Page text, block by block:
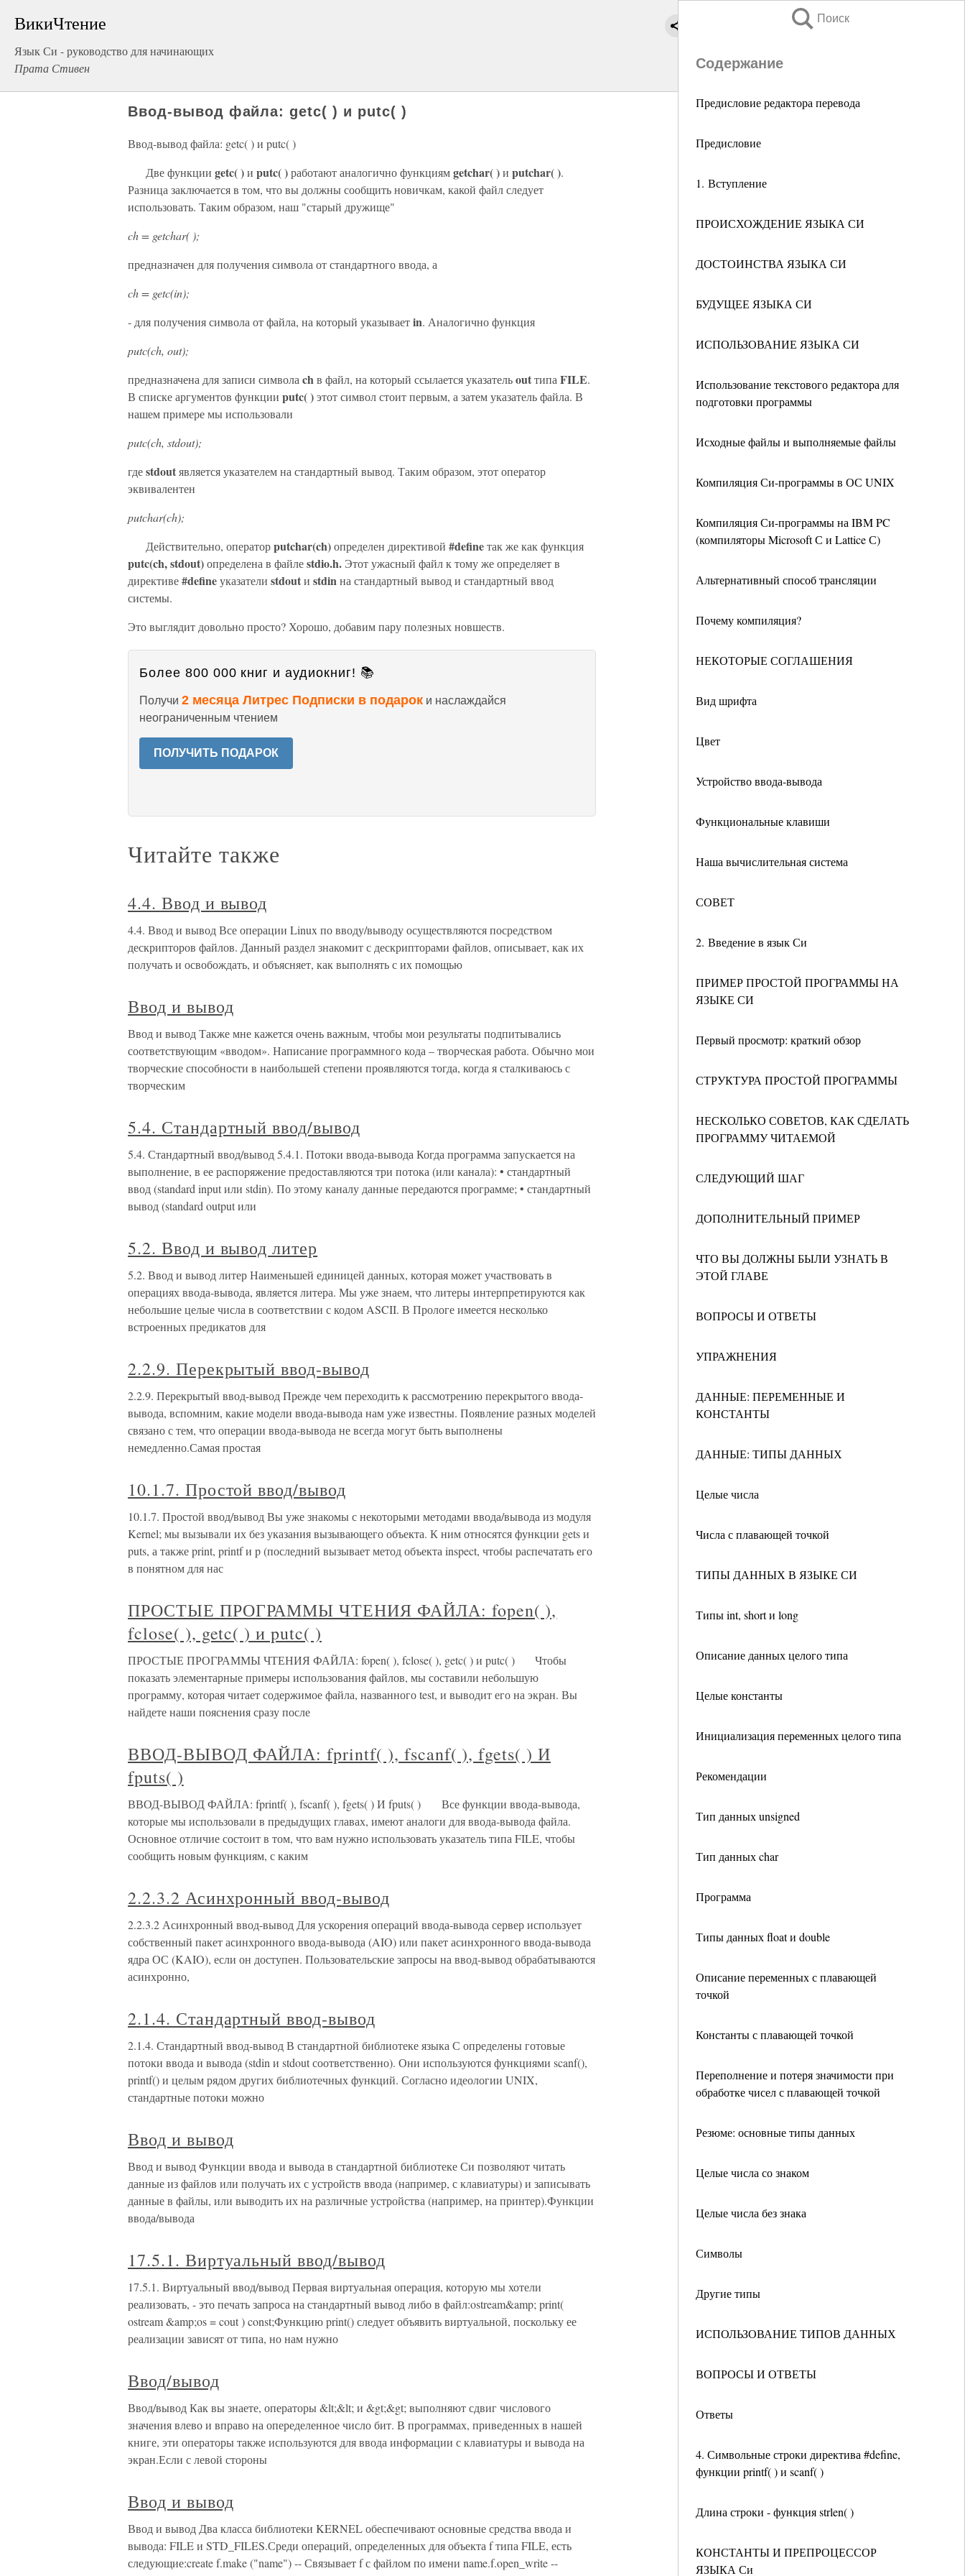
ВикиЧтение
Язык Си - руководство для начинающих
Прата Стивен
Поиск
Содержание
Предисловие редактора перевода
Предисловие
1. Вступление
ПРОИСХОЖДЕНИЕ ЯЗЫКА СИ
ДОСТОИНСТВА ЯЗЫКА СИ
БУДУЩЕЕ ЯЗЫКА СИ
ИСПОЛЬЗОВАНИЕ ЯЗЫКА СИ
Использование текстового редактора для
подготовки программы
Исходные файлы и выполняемые файлы
Компиляция Си-программы в ОС UNIX
Компиляция Си-программы на IBM PC
(компиляторы Microsoft С и Lattice С)
Альтернативный способ трансляции
Почему компиляция?
НЕКОТОРЫЕ СОГЛАШЕНИЯ
Вид шрифта
Цвет
Устройство ввода-вывода
Функциональные клавиши
Наша вычислительная система
СОВЕТ
2. Введение в язык Си
ПРИМЕР ПРОСТОЙ ПРОГРАММЫ НА
ЯЗЫКЕ СИ
Первый просмотр: краткий обзор
СТРУКТУРА ПРОСТОЙ ПРОГРАММЫ
НЕСКОЛЬКО СОВЕТОВ, КАК СДЕЛАТЬ
ПРОГРАММУ ЧИТАЕМОЙ
СЛЕДУЮЩИЙ ШАГ
ДОПОЛНИТЕЛЬНЫЙ ПРИМЕР
ЧТО ВЫ ДОЛЖНЫ БЫЛИ УЗНАТЬ В
ЭТОЙ ГЛАВЕ
ВОПРОСЫ И ОТВЕТЫ
УПРАЖНЕНИЯ
ДАННЫЕ: ПЕРЕМЕННЫЕ И
КОНСТАНТЫ
ДАННЫЕ: ТИПЫ ДАННЫХ
Целые числа
Числа с плавающей точкой
ТИПЫ ДАННЫХ В ЯЗЫКЕ СИ
Типы int, short и long
Описание данных целого типа
Целые константы
Инициализация переменных целого типа
Рекомендации
Тип данных unsigned
Тип данных char
Программа
Типы данных float и double
Описание переменных с плавающей
точкой
Константы с плавающей точкой
Переполнение и потеря значимости при
обработке чисел с плавающей точкой
Резюме: основные типы данных
Целые числа со знаком
Целые числа без знака
Символы
Другие типы
ИСПОЛЬЗОВАНИЕ ТИПОВ ДАННЫХ
ВОПРОСЫ И ОТВЕТЫ
Ответы
4. Символьные строки директива #define,
функции printf( ) и scanf( )
Длина строки - функция strlen( )
КОНСТАНТЫ И ПРЕПРОЦЕССОР
ЯЗЫКА Си
Ввод-вывод файла: getc( ) и putc( )
Ввод-вывод файла: getc( ) и putc( )
Две функции getc( )и putc( )работают аналогично функциямgetchar( )и putchar( ).
Разница заключается в том, что вы должны сообщить новичкам, какой файл следует
использовать. Таким образом, наш "старый дружище"
ch = getchar( );
предназначен для получения символа от стандартного ввода, а
ch = getc(in);
- для получения символа от файла, на который указываетin. Аналогично функция
putc(ch, out);
предназначена для записи символа chв файл, на который ссылается указательoutтипа FILE.
В списке аргументов функции putc( )этот символ стоит первым, а затем указатель файла. В
нашем примере мы использовали
putc(ch, stdout);
гдеstdoutявляется указателем на стандартный вывод. Таким образом, этот оператор
эквивалентен
putchar(ch);
Действительно, операторputchar(ch)определен директивой #defineтак же как функция
putc(ch, stdout)определена в файлеstdio.h. Этот ужасный файл к тому же определяет в
директиве#defineуказатели stdoutи stdinна стандартный вывод и стандартный ввод
системы.
Это выглядит довольно просто? Хорошо, добавим пару полезных новшеств.
Более 800 000 книг и аудиокниг! 📚
Получи 2 месяца Литрес Подписки в подарок и наслаждайся
неограниченным чтением
ПОЛУЧИТЬ ПОДАРОК
Читайте также
4.4. Ввод и вывод
4.4. Ввод и вывод Все операции Linux по вводу/выводу осуществляются посредством
дескрипторов файлов. Данный раздел знакомит с дескрипторами файлов, описывает, как их
получать и освобождать, и объясняет, как выполнять с их помощью
Ввод и вывод
Ввод и вывод Также мне кажется очень важным, чтобы мои результаты подпитывались
соответствующим «вводом». Написание программного кода – творческая работа. Обычно мои
творческие способности в наибольшей степени проявляются тогда, когда я сталкиваюсь с
творческим
5.4. Стандартный ввод/вывод
5.4. Стандартный ввод/вывод 5.4.1. Потоки ввода-вывода Когда программа запускается на
выполнение, в ее распоряжение предоставляются три потока (или канала): • стандартный
ввод (standard input или stdin). По этому каналу данные передаются программе; • стандартный
вывод (standard output или
5.2. Ввод и вывод литер
5.2. Ввод и вывод литер Наименьшей единицей данных, которая может участвовать в
операциях ввода-вывода, является литера. Мы уже знаем, что литеры интерпретируются как
небольшие целые числа в соответствии с кодом ASCII. В Прологе имеется несколько
встроенных предикатов для
2.2.9. Перекрытый ввод-вывод
2.2.9. Перекрытый ввод-вывод Прежде чем переходить к рассмотрению перекрытого ввода-
вывода, вспомним, какие модели ввода-вывода нам уже известны. Появление разных моделей
связано с тем, что операции ввода-вывода не всегда могут быть выполнены
немедленно.Самая простая
10.1.7. Простой ввод/вывод
10.1.7. Простой ввод/вывод Вы уже знакомы с некоторыми методами ввода/вывода из модуля
Kernel; мы вызывали их без указания вызывающего объекта. К ним относятся функции gets и
puts, а также print, printf и p (последний вызывает метод объекта inspect, чтобы распечатать его
в понятном для нас
ПРОСТЫЕ ПРОГРАММЫ ЧТЕНИЯ ФАЙЛА: fopen( ),
fclose( ), getc( ) и putc( )
ПРОСТЫЕ ПРОГРАММЫ ЧТЕНИЯ ФАЙЛА: fopen( ), fclose( ), getc( ) и putc( ) Чтобы
показать элементарные примеры использования файлов, мы составили небольшую
программу, которая читает содержимое файла, названного test, и выводит его на экран. Вы
найдете наши пояснения сразу после
ВВОД-ВЫВОД ФАЙЛА: fprintf( ), fscanf( ), fgets( ) И
fputs( )
ВВОД-ВЫВОД ФАЙЛА: fprintf( ), fscanf( ), fgets( ) И fputs( ) Все функции ввода-вывода,
которые мы использовали в предыдущих главах, имеют аналоги для ввода-вывода файла.
Основное отличие состоит в том, что вам нужно использовать указатель типа FILE, чтобы
сообщить новым функциям, с каким
2.2.3.2 Асинхронный ввод-вывод
2.2.3.2 Асинхронный ввод-вывод Для ускорения операций ввода-вывода сервер использует
собственный пакет асинхронного ввода-вывода (AIO) или пакет асинхронного ввода-вывода
ядра ОС (KAIO), если он доступен. Пользовательские запросы на ввод-вывод обрабатываются
асинхронно,
2.1.4. Стандартный ввод-вывод
2.1.4. Стандартный ввод-вывод В стандартной библиотеке языка С определены готовые
потоки ввода и вывода (stdin и stdout соответственно). Они используются функциями scanf(),
printf() и целым рядом других библиотечных функций. Согласно идеологии UNIX,
стандартные потоки можно
Ввод и вывод
Ввод и вывод Функции ввода и вывода в стандартной библиотеке Си позволяют читать
данные из файлов или получать их с устройств ввода (например, с клавиатуры) и записывать
данные в файлы, или выводить их на различные устройства (например, на принтер).Функции
ввода/вывода
17.5.1. Виртуальный ввод/вывод
17.5.1. Виртуальный ввод/вывод Первая виртуальная операция, которую мы хотели
реализовать, - это печать запроса на стандартный вывод либо в файл:ostream&amp; print(
ostream &amp;os = cout ) const;Функцию print() следует объявить виртуальной, поскольку ее
реализации зависят от типа, но нам нужно
Ввод/вывод
Ввод/вывод Как вы знаете, операторы &lt;&lt; и &gt;&gt; выполняют сдвиг числового
значения влево и вправо на опеределенное число бит. В программах, приведенных в нашей
книге, эти операторы также используются для ввода информации с клавиатуры и вывода на
экран.Если с левой стороны
Ввод и вывод
Ввод и вывод Два класса библиотеки KERNEL обеспечивают основные средства ввода и
вывода: FILE и STD_FILES.Среди операций, определенных для объекта f типа FILE, есть
следующие:create f.make ("name") -- Связывает f с файлом по имени name.f.open_write --